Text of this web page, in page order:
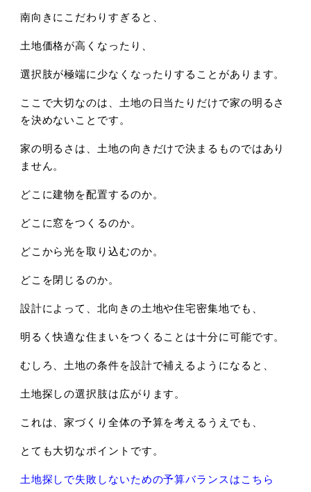
南向きにこだわりすぎると、
土地価格が高くなったり、
選択肢が極端に少なくなったりすることがあります。
ここで大切なのは、 土地の日当たりだけで家の明るさ
を決めないことです。
家の明るさは、 土地の向きだけで決まるものではあり
ません。
どこに建物を配置するのか。
どこに窓をつくるのか。
どこから光を取り込むのか。
どこを閉じるのか。
設計によって、北向きの土地や住宅密集地でも、
明るく快適な住まいをつくることは十分に可能です。
むしろ、土地の条件を設計で補えるようになると、
土地探しの選択肢は広がります。
これは、家づくり全体の予算を考えるうえでも、
とても大切なポイントです。
土地探しで失敗しないための予算バランスはこちら